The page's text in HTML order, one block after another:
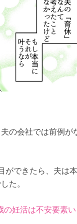
の会社では前例が
ができたら、夫は本
た。
の妊活は不安要素い